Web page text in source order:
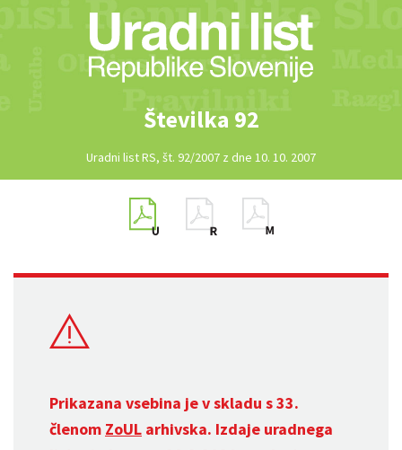
Številka 92
Uradni list RS, št. 92/2007 z dne 10. 10. 2007
Prikazana vsebina je v skladu s 33.
členom ZoUL arhivska. Izdaje uradnega